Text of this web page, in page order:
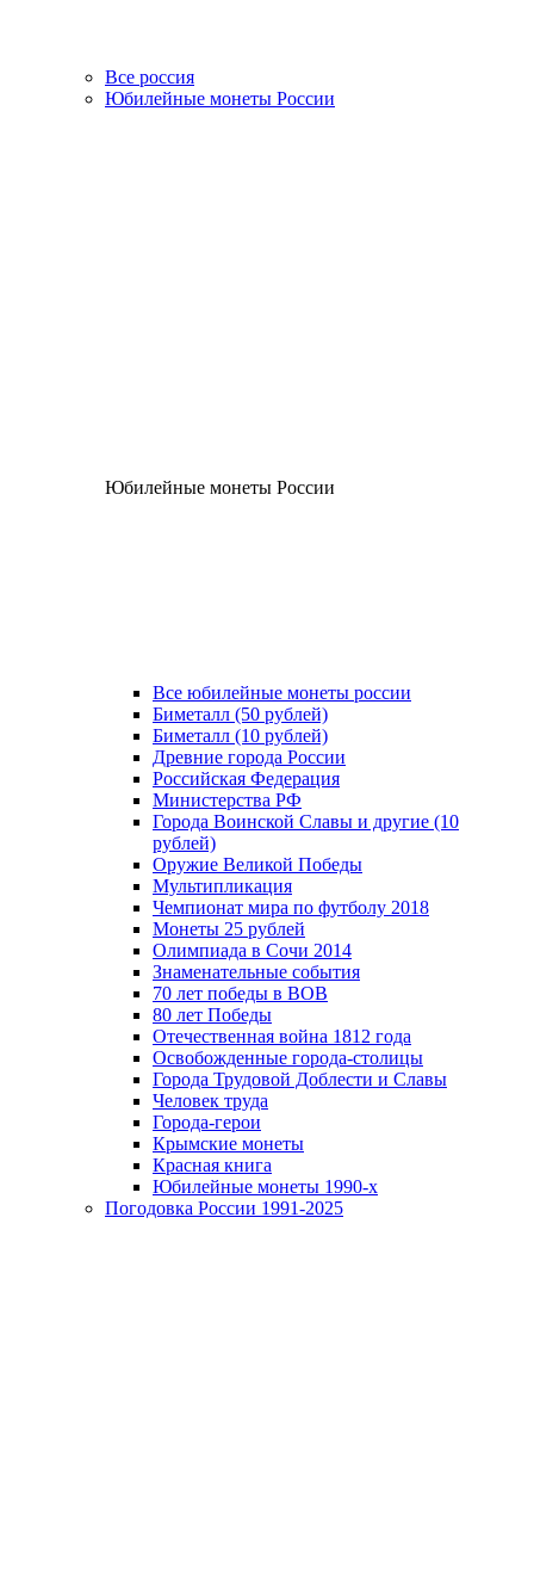
Все россия
Юбилейные монеты России
Юбилейные монеты России
Все юбилейные монеты россии
Биметалл (50 рублей)
Биметалл (10 рублей)
Древние города России
Российская Федерация
Министерства РФ
Города Воинской Славы и другие (10
рублей)
Оружие Великой Победы
Мультипликация
Чемпионат мира по футболу 2018
Монеты 25 рублей
Олимпиада в Сочи 2014
Знаменательные события
70 лет победы в ВОВ
80 лет Победы
Отечественная война 1812 года
Освобожденные города-столицы
Города Трудовой Доблести и Славы
Человек труда
Города-герои
Крымские монеты
Красная книга
Юбилейные монеты 1990-х
Погодовка России 1991-2025